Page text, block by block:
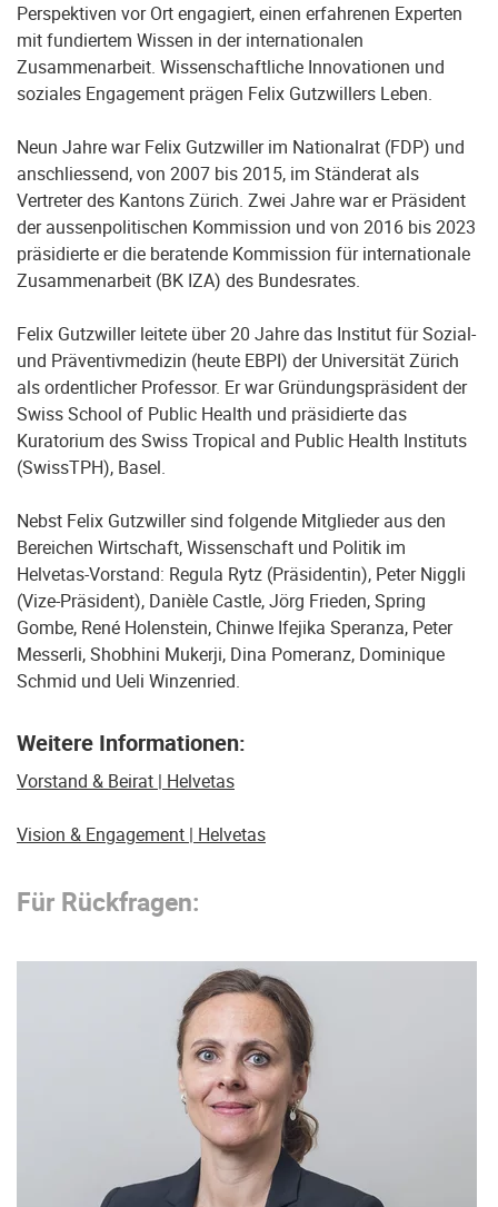
Perspektiven vor Ort engagiert, einen erfahrenen Experten
mit fundiertem Wissen in der internationalen
Zusammenarbeit. Wissenschaftliche Innovationen und
soziales Engagement prägen Felix Gutzwillers Leben.
Neun Jahre war Felix Gutzwiller im Nationalrat (FDP) und
anschliessend, von 2007 bis 2015, im Ständerat als
Vertreter des Kantons Zürich. Zwei Jahre war er Präsident
der aussenpolitischen Kommission und von 2016 bis 2023
präsidierte er die beratende Kommission für internationale
Zusammenarbeit (BK IZA) des Bundesrates.
Felix Gutzwiller leitete über 20 Jahre das Institut für Sozial-
und Präventivmedizin (heute EBPI) der Universität Zürich
als ordentlicher Professor. Er war Gründungspräsident der
Swiss School of Public Health und präsidierte das
Kuratorium des Swiss Tropical and Public Health Instituts
(SwissTPH), Basel.
Nebst Felix Gutzwiller sind folgende Mitglieder aus den
Bereichen Wirtschaft, Wissenschaft und Politik im
Helvetas-Vorstand: Regula Rytz (Präsidentin), Peter Niggli
(Vize-Präsident), Danièle Castle, Jörg Frieden, Spring
Gombe, René Holenstein, Chinwe Ifejika Speranza, Peter
Messerli, Shobhini Mukerji, Dina Pomeranz, Dominique
Schmid und Ueli Winzenried.
Weitere Informationen:
Vorstand & Beirat | Helvetas
Vision & Engagement | Helvetas
Für Rückfragen: